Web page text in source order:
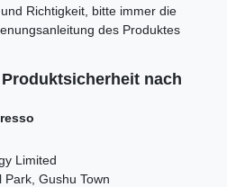
Richtigkeit, bitte immer die
des Produktes
nach
Limited
Gushu Town